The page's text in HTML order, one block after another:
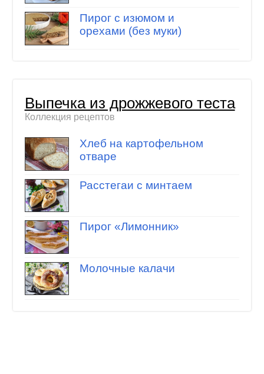
Пирог с изюмом и
орехами (без муки)
Выпечка из дрожжевого теста
Коллекция рецептов
Хлеб на картофельном
отваре
Расстегаи с минтаем
Пирог «Лимонник»
Молочные калачи